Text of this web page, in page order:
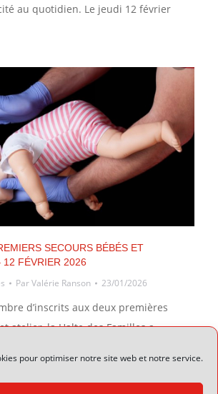
pour optimiser notre site web et notre service.
au quotidien. Le jeudi 12 février
SECOURS BÉBÉS ET
12 FÉVRIER 2026
ParValérie Ranson 23/01/2026
d’inscrits aux deux premières
atelier, la Halte des Familles a
(l’une n’est pas la suite de